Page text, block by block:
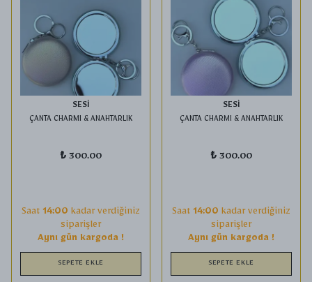
SESİ
ÇANTA CHARMI & ANAHTARLIK
₺ 300.00
Saat 14:00 kadar verdiğiniz
siparişler
Aynı gün kargoda !
SEPETE EKLE
SESİ
ÇANTA CHARMI & ANAHTARLIK
₺ 300.00
Saat 14:00 kadar verdiğiniz
siparişler
Aynı gün kargoda !
SEPETE EKLE